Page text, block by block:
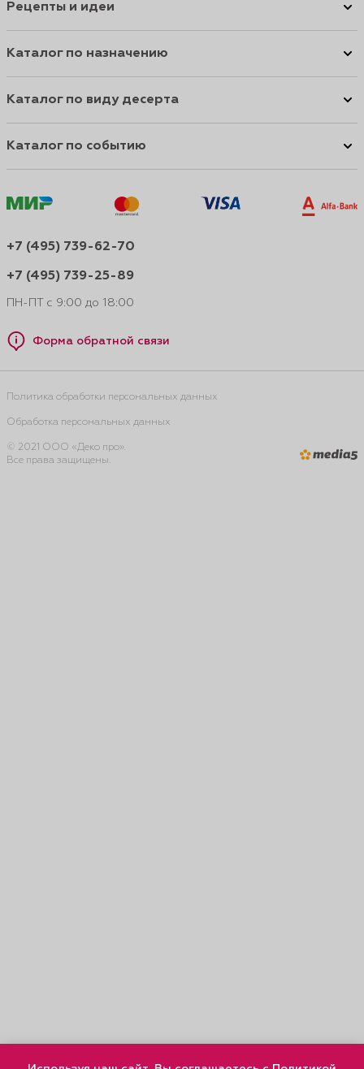
Рецепты и идеи
Каталог по назначению
Каталог по виду десерта
Каталог по событию
+7 (495) 739-62-70
+7 (495) 739-25-89
ПН-ПТ с 9:00 до 18:00
Форма обратной связи
Политика обработки персональных данных
Обработка персональных данных
© 2021 ООО «Деко про».
Все права защищены.